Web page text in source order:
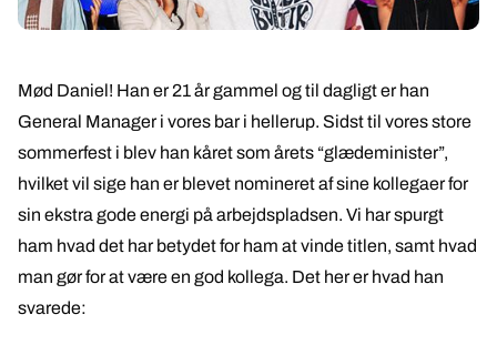
Mød Daniel! Han er 21 år gammel og til dagligt er han
General Manager i vores bar i hellerup. Sidst til vores store
sommerfest i blev han kåret som årets “glædeminister”,
hvilket vil sige han er blevet nomineret af sine kollegaer for
sin ekstra gode energi på arbejdspladsen. Vi har spurgt
ham hvad det har betydet for ham at vinde titlen, samt hvad
man gør for at være en god kollega. Det her er hvad han
svarede: